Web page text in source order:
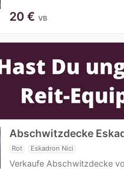
20 € VB
Abschwitzdecke
Rot Eskadron Nici
Verkaufe Abschwitzdecke